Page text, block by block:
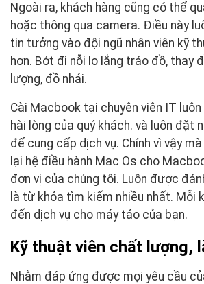
Ngoài ra, khách hàng cũng có thể
hoặc thông qua camera. Điều này
tin tưởng vào đội ngũ nhân viên kỹ
hơn. Bớt đi nỗi lo lắng tráo đồ, thay
lượng, đồ nhái.
Cài Macbook tại chuyên viên IT
hài lòng của quý khách. và luôn đặt
để cung cấp dịch vụ. Chính vì vậy
lại hệ điều hành Mac Os cho
đơn vị của chúng tôi. Luôn được
là từ khóa tìm kiếm nhiều nhất. Mỗi
đến dịch vụ cho máy táo của bạn.
Kỹ thuật viên chất lượng,
Nhằm đáp ứng được mọi yêu cầu